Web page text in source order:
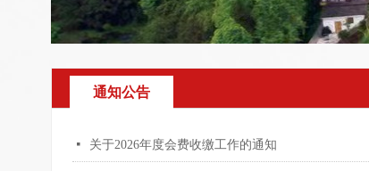
通知公告
넷 关于2026年度会费收缴工作的通知